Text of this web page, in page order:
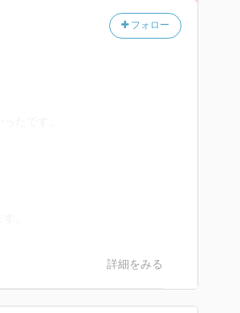
フォロー
詳細をみる